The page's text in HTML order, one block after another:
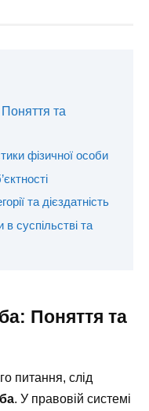
та
фізичної особи
та дієздатність
в суспільстві та
Поняття та
питання, слід
. У правовій системі